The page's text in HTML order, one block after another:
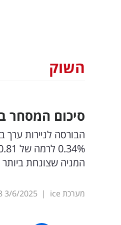
השוק
סיכום המסחר
המניה שצונחת ביותר
מערכת ice |
3/6/2025